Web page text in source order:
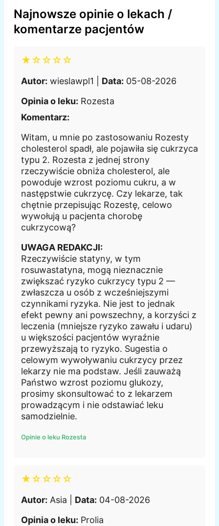
Najnowsze opinie o lekach /
komentarze pacjentów
★☆☆☆☆
Autor: wieslawpl1 | Data: 05-08-2026
Opinia o leku: Rozesta
Komentarz:
Witam, u mnie po zastosowaniu Rozesty
cholesterol spadł, ale pojawiła się cukrzyca
typu 2. Rozesta z jednej strony
rzeczywiście obniża cholesterol, ale
powoduje wzrost poziomu cukru, a w
następstwie cukrzycę. Czy lekarze, tak
chętnie przepisując Rozestę, celowo
wywołują u pacjenta chorobę
cukrzycową?
UWAGA REDAKCJI:
Rzeczywiście statyny, w tym
rosuwastatyna, mogą nieznacznie
zwiększać ryzyko cukrzycy typu 2 —
zwłaszcza u osób z wcześniejszymi
czynnikami ryzyka. Nie jest to jednak
efekt pewny ani powszechny, a korzyści z
leczenia (mniejsze ryzyko zawału i udaru)
u większości pacjentów wyraźnie
przewyższają to ryzyko. Sugestia o
celowym wywoływaniu cukrzycy przez
lekarzy nie ma podstaw. Jeśli zauważą
Państwo wzrost poziomu glukozy,
prosimy skonsultować to z lekarzem
prowadzącym i nie odstawiać leku
samodzielnie.
Opinie o leku Rozesta
★☆☆☆☆
Autor: Asia | Data: 04-08-2026
Opinia o leku: Prolia